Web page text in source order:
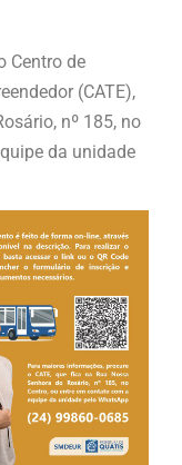
Centro de
(CATE),
nº 185, no
da unidade